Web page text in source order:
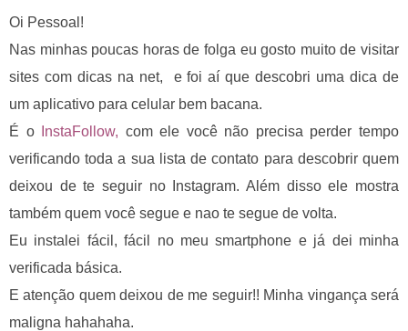
Oi Pessoal!
Nas minhas poucas horas de folga eu gosto muito de visitar
sites com dicas na net, e foi aí que descobri uma dica de
um aplicativo para celular bem bacana.
É o
InstaFollow, com ele você não precisa perder tempo
verificando toda a sua lista de contato para descobrir quem
deixou de te seguir no Instagram. Além disso ele mostra
também quem você segue e nao te segue de volta.
Eu instalei fácil, fácil no meu smartphone e já dei minha
verificada básica.
E atenção quem deixou de me seguir!! Minha vingança será
maligna hahahaha.